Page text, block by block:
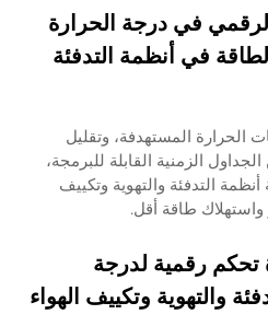
في درجة الحرارة
في أنظمة التدفئة
المستهدفة، وتقليل
الزمنية القابلة للبرمجة،
التدفئة والتهوية وتكييف
واستهلاك طاقة أقل.
رقمية لدرجة
والتهوية وتكييف الهواء